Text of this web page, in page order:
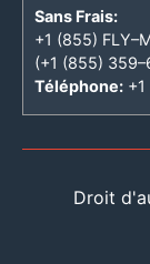
Sans Frais:
+1 (855)
(+1 (855)
Téléphone:
Droit